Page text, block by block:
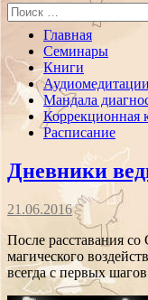
Search
for:
Перейти
содержанию
Главная
Семинары
Книги
Аудиомедитации
Мандала
Коррекционная
Расписание
Дневники
21.06.2016
После расставания
магического
всегда с первых